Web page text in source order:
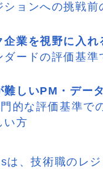
ションへの挑戦前
企業を視野に入れ
ダードの評価基準
難しいPM・デー
的な評価基準で
い方
は、技術職のレ